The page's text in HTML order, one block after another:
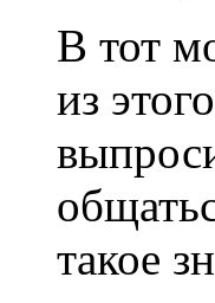
В тот
из
такое